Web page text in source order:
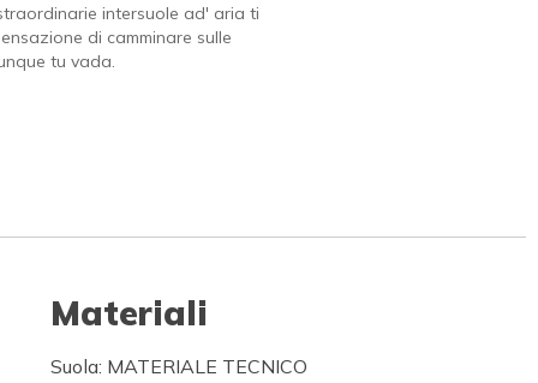
intersuole ad' aria ti
di camminare sulle
tu vada.
Materiali
Suola: MATERIALE TECNICO